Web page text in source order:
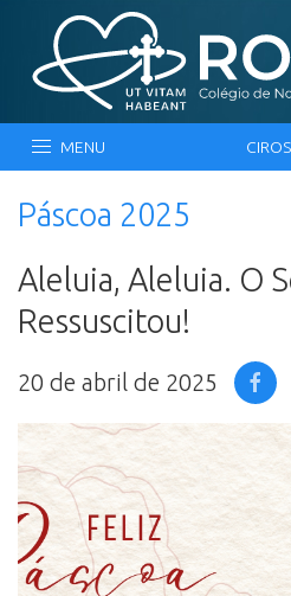
MENU CIROS
Páscoa 2025
Aleluia, Aleluia. O
Ressuscitou!
20 de abril de 2025